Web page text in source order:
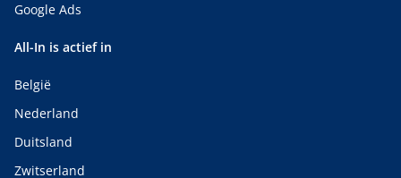
Google Ads
All-In is actief in
België
Nederland
Duitsland
Zwitserland